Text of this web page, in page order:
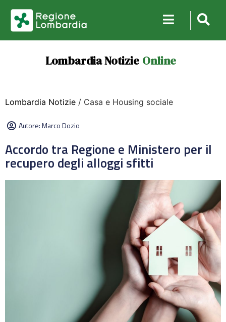
Lombardia Notizie Online
Lombardia Notizie / Casa e Housing sociale
Autore:Marco Dozio
Accordo tra Regione e Ministero per il
recupero degli alloggi sfitti